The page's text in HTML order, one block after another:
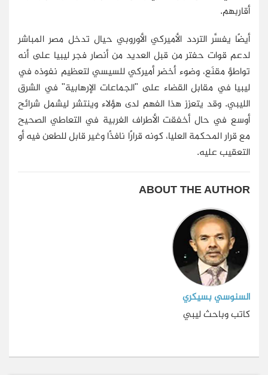
أقاربهم.
أيضًا يفسَّر التردد الأميركي الأوروبي حيال تدخل مصر المباشر
لدعم قوات حفتر من قبل العديد من أنصار فجر ليبيا على أنه
تواطؤ مقنَع، وضوء أخضر أميركي للسيسي لتعظيم نفوذه في
ليبيا في مقابل القضاء على "الجماعات الإرهابية" في الشرق
الليبي. وقد يتعزز هذا الفهم لدى هؤلاء وينتشر ليشمل شرائح
أوسع في حال أخفقت الأطراف الغربية في التعاطي الصحيح
مع قرار المحكمة العليا، كونه قرارًا نافذًا وغير قابل للطعن فيه أو
التعقيب عليه.
ABOUT THE AUTHOR
السنوسي بسيكري
كاتب وباحث ليبي